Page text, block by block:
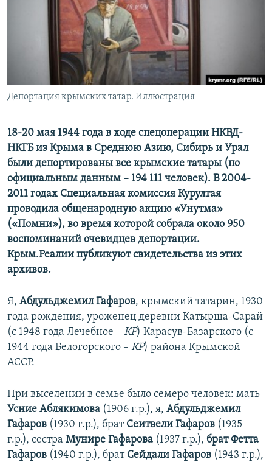
ПОБЕДИТЕЛЕЙ НЕ СУДЯТ?
КРЫМ.НЕПОКОРЕННЫЙ
УКРАИНСКАЯ ПРОБЛЕМА КРЫМА
ПРИСОЕДИНЯЙТЕСЬ!
Все сайты RFE/RL
Депортация крымских татар. Иллюстрация
18-20 мая 1944 года в ходе спецоперации НКВД-
НКГБ из Крыма в Среднюю Азию, Сибирь и Урал
были депортированы все крымские татары (по
официальным данным – 194 111 человек). В 2004-
2011 годах Специальная комиссия Курултая
проводила общенародную акцию «Унутма»
(«Помни»), во время которой собрала около 950
воспоминаний очевидцев депортации.
Крым.Реалии публикуют свидетельства из этих
архивов.
Я, Абдульджемил Гафаров, крымский татарин, 1930
года рождения, уроженец деревни Катырша-Сарай
(с 1948 года Лечебное – КР) Карасув-Базарского (с
1944 года Белогорского – КР) района Крымской
АССР.
При выселении в семье было семеро человек: мать
Усние Аблякимова (1906 г.р.), я, Абдульджемил
Гафаров (1930 г.р.), брат Сеитвели Гафаров (1935
г.р.), сестра Мунире Гафарова (1937 г.р.), брат Фетта
Гафаров (1940 г.р.), брат Сейдали Гафаров (1943 г.р.),